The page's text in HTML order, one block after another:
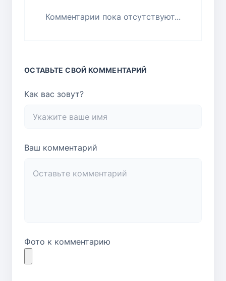
Комментарии пока отсутствуют...
ОСТАВЬТЕ СВОЙ КОММЕНТАРИЙ
Как вас зовут?
Ваш комментарий
Фото к комментарию